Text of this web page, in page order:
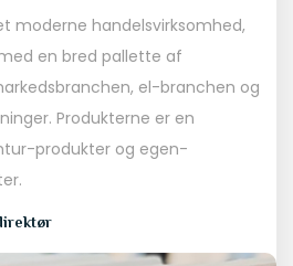
moderne handelsvirksomhed,
en bred pallette af
el-branchen og
Produkterne er en
produkter og egen-